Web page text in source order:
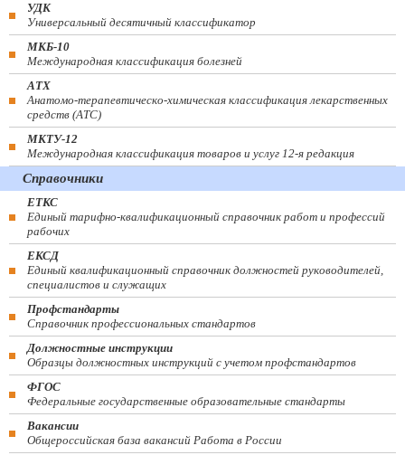
УДК
Универсальный десятичный классификатор
МКБ-10
Международная классификация болезней
АТХ
Анатомо-терапевтическо-химическая классификация лекарственных
средств (ATC)
МКТУ-12
Международная классификация товаров и услуг 12-я редакция
Справочники
ЕТКС
Единый тарифно-квалификационный справочник работ и профессий
рабочих
ЕКСД
Единый квалификационный справочник должностей руководителей,
специалистов и служащих
Профстандарты
Справочник профессиональных стандартов
Должностные инструкции
Образцы должностных инструкций с учетом профстандартов
ФГОС
Федеральные государственные образовательные стандарты
Вакансии
Общероссийская база вакансий Работа в России